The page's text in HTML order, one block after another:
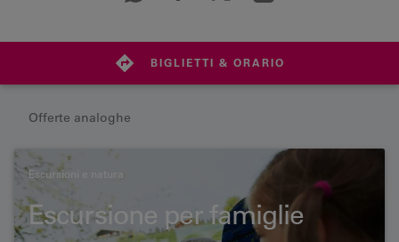
BIGLIETTI & ORARIO
Offerte analoghe
Escursioni e natura
Escursione per famiglie